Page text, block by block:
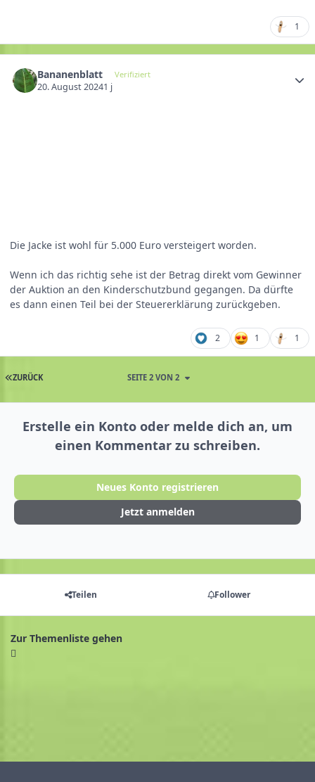
1
Bananenblatt Verifiziert
20. August 20241 j
Die Jacke ist wohl für 5.000 Euro versteigert worden.
Wenn ich das richtig sehe ist der Betrag direkt vom Gewinner
der Auktion an den Kinderschutzbund gegangen. Da dürfte
es dann einen Teil bei der Steuererklärung zurückgeben.
2 1 1
ZURÜCK SEITE 2 VON 2
Erstelle ein Konto oder melde dich an, um
einen Kommentar zu schreiben.
Neues Konto registrieren
Jetzt anmelden
Teilen Follower
Zur Themenliste gehen